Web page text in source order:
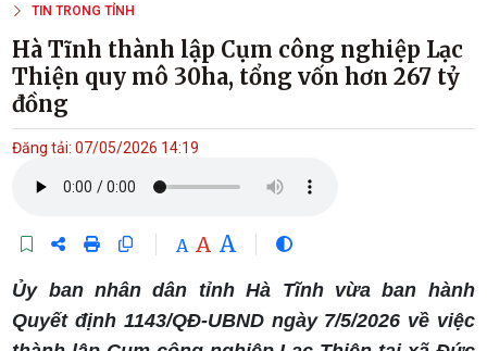
TIN TRONG TỈNH
Hà Tĩnh thành lập Cụm công nghiệp Lạc
Thiện quy mô 30ha, tổng vốn hơn 267 tỷ
đồng
Đăng tải: 07/05/2026 14:19
A A A
Ủy ban nhân dân tỉnh Hà Tĩnh vừa ban hành
Quyết định 1143/QĐ-UBND ngày 7/5/2026 về việc